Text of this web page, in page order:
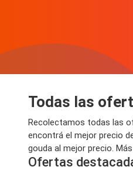
Todas las
Recolectamos todas las
encontrá el mejor precio
gouda al mejor precio.
Ofertas